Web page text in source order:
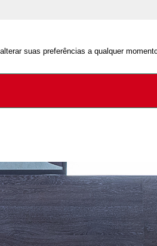
suas preferências a qualquer